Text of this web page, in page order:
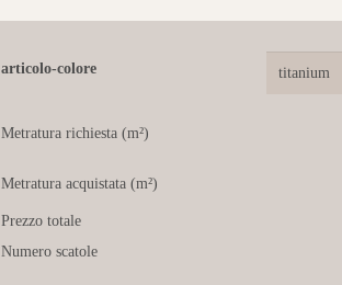
articolo-colore
Metratura richiesta (m²)
Metratura acquistata (m²)
Prezzo totale
Numero scatole